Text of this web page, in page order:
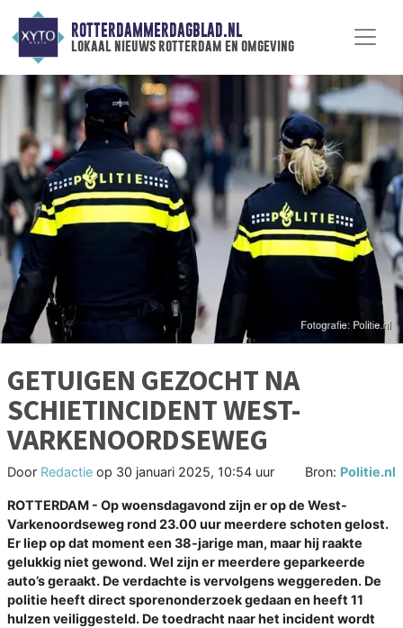
ROTTERDAMMERDAGBLAD.NL
lokaal nieuws rotterdam en omgeving
GETUIGEN GEZOCHT NA
SCHIETINCIDENT WEST-
VARKENOORDSEWEG
Door Redactie op 30 januari 2025, 10:54 uur Bron: Politie.nl
ROTTERDAM - Op woensdagavond zijn er op de West-
Varkenoordseweg rond 23.00 uur meerdere schoten gelost.
Er liep op dat moment een 38-jarige man, maar hij raakte
gelukkig niet gewond. Wel zijn er meerdere geparkeerde
auto’s geraakt. De verdachte is vervolgens weggereden. De
politie heeft direct sporenonderzoek gedaan en heeft 11
hulzen veiliggesteld. De toedracht naar het incident wordt